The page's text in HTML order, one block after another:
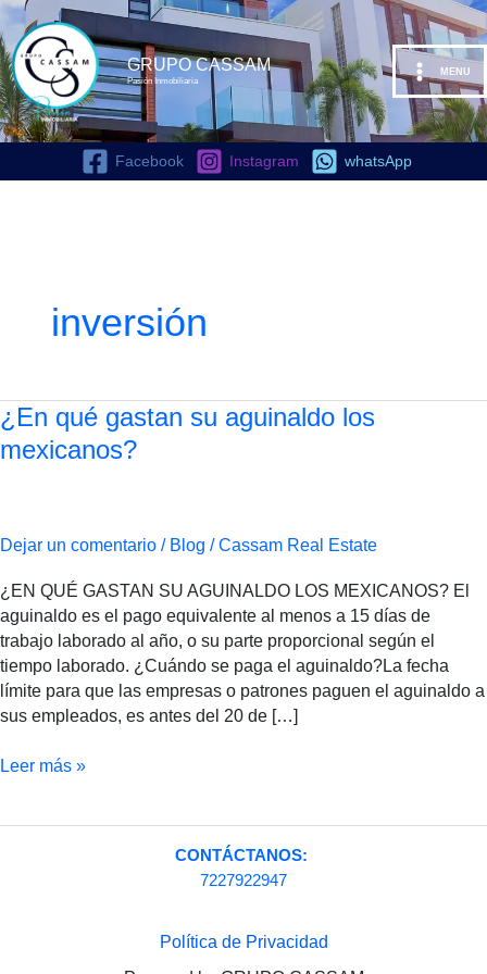
Ir
al
contenido
GRUPO CASSAM
Pasión Inmobiliaria
MENU
Facebook Instagram whatsApp
inversión
¿En qué gastan su aguinaldo los
mexicanos?
Dejar un comentario / Blog /Cassam Real Estate
¿EN QUÉ GASTAN SU AGUINALDO LOS MEXICANOS? El
aguinaldo es el pago equivalente al menos a 15 días de
trabajo laborado al año, o su parte proporcional según el
tiempo laborado. ¿Cuándo se paga el aguinaldo?La fecha
límite para que las empresas o patrones paguen el aguinaldo a
sus empleados, es antes del 20 de […]
¿En
gastan
los
Leer más »
CONTÁCTANOS:
7227922947
Política de Privacidad